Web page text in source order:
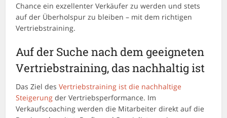
Chance ein exzellenter Verkäufer zu werden und stets
auf der Überholspur zu bleiben – mit dem richtigen
Vertriebstraining.
Auf der Suche nach dem geeigneten
Vertriebstraining, das nachhaltig ist
Das Ziel desVertriebstraining ist die nachhaltige
Steigerung der Vertriebsperformance. Im
Verkaufscoaching werden die Mitarbeiter direkt auf die